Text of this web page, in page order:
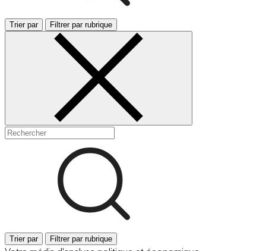
Trier par Filtrer par rubrique
Trier par Filtrer par rubrique